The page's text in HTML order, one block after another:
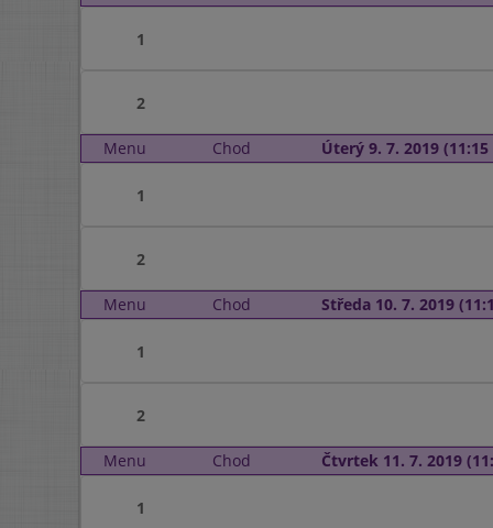
1
2
Menu Chod Úterý 9. 7. 2019 (11:15
1
2
Menu Chod Středa 10. 7. 2019
1
2
Menu Chod Čtvrtek 11. 7. 2019
1